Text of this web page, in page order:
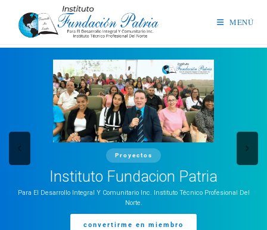
MENÚ
Proyectos
Instituto Fundacion Patria
Para El Desarrollo Integral Y Comunitario Inc. Instituto Técnico Profesional Del
Norte.
convertirme en miembro